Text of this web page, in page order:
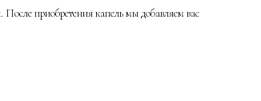
приобретения капель мы добавляем вас